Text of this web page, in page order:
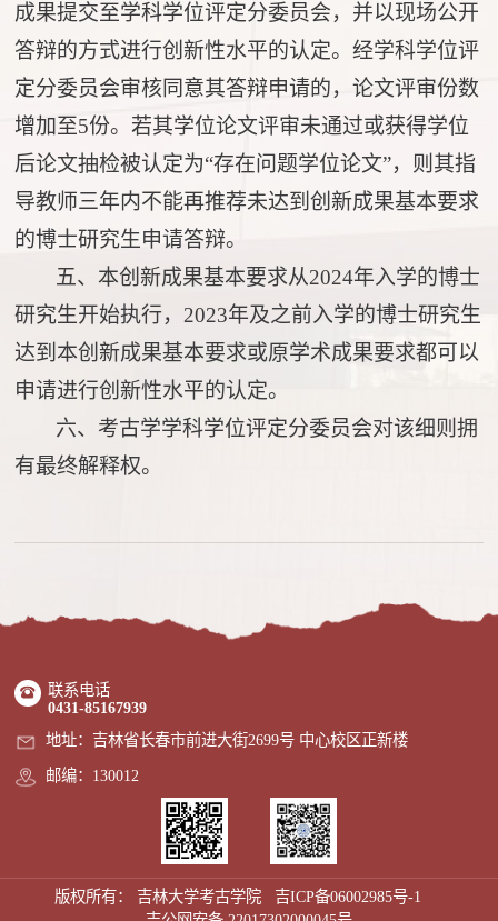
成果提交至学科学位评定分委员会， 并以现场公开
答辩的方式进行创新性水平的认定。经学科学位评
定分委员会审核同意其答辩申请的，论文评审份数
增加至5份。若其学位论文评审未通过或获得学位
后论文抽检被认定为“存在问题学位论文”，则其指
导教师三年内不能再推荐未达到创新成果基本要求
的博士研究生申请答辩。
五、本创新成果基本要求从2024年入学的博士
研究生开始执行，2023年及之前入学的博士研究生
达到本创新成果基本要求或原学术成果要求都可以
申请进行创新性水平的认定。
六、 考古学学科学位评定分委员会对该细则拥
有最终解释权。
联系电话
0431-85167939
地址：吉林省长春市前进大街2699号 中心校区正新楼
邮编：130012
版权所有： 吉林大学考古学院 吉ICP备06002985号-1